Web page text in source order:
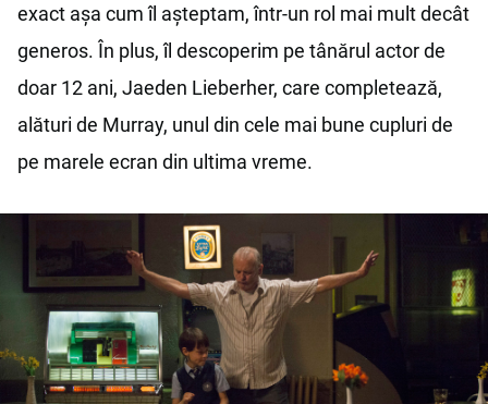
exact așa cum îl așteptam, într-un rol mai mult decât
generos. În plus, îl descoperim pe tânărul actor de
doar 12 ani, Jaeden Lieberher, care completează,
alături de Murray, unul din cele mai bune cupluri de
pe marele ecran din ultima vreme.